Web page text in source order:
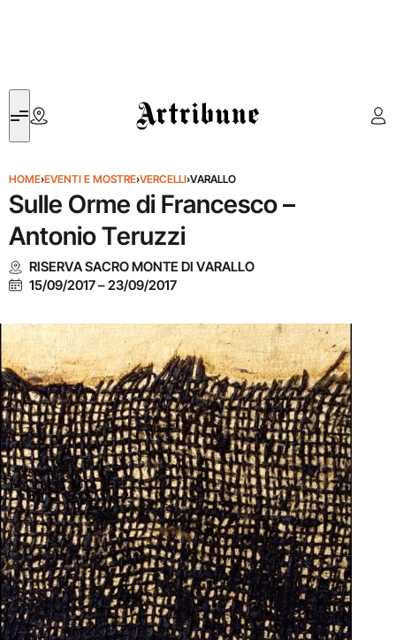
Artribune
HOME›EVENTI E MOSTRE›VERCELLI›VARALLO
Sulle Orme di Francesco –
Antonio Teruzzi
RISERVA SACRO MONTE DI VARALLO
15/09/2017–23/09/2017